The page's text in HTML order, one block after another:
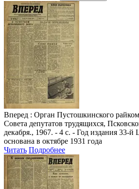
Вперед : Орган Пустошкинского
Совета депутатов трудящихся,
декабря., 1967. - 4 с. - Год издания 33-й
основана в октябре 1931 года
Читать Подробнее